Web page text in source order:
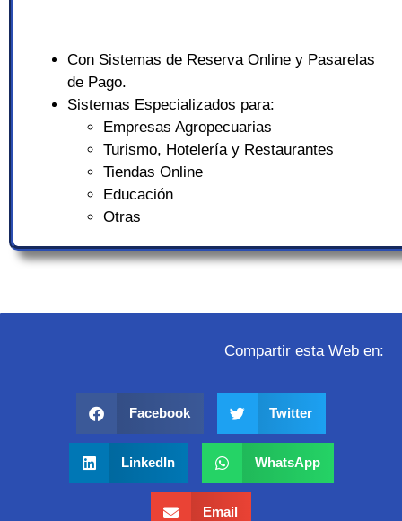
Con Sistemas de Reserva Online y Pasarelas
de Pago.
Sistemas Especializados para:
Empresas Agropecuarias
Turismo, Hotelería y Restaurantes
Tiendas Online
Educación
Otras
Compartir esta Web en:
Facebook Twitter
LinkedIn WhatsApp
Email